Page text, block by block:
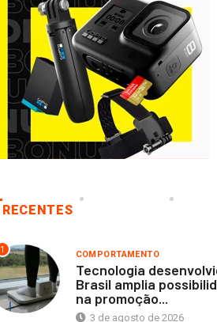
RECENTES
1 COMPORTAMENTO
Tecnologia
Brasil amplia
na promoção...
3 de agosto de 2026